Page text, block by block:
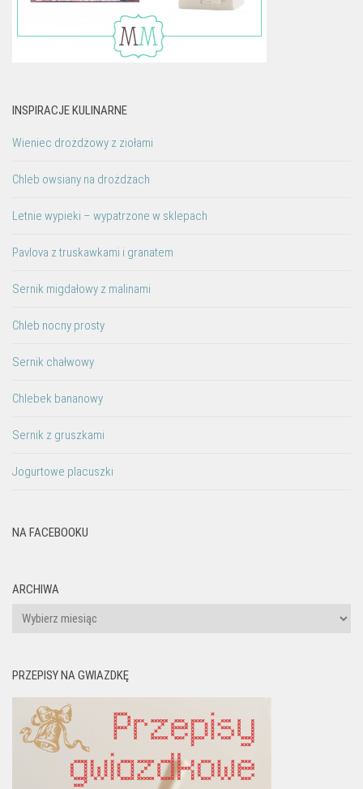
INSPIRACJE KULINARNE
Wieniec drożdżowy z ziołami
Chleb owsiany na drożdżach
Letnie wypieki – wypatrzone w sklepach
Pavlova z truskawkami i granatem
Sernik migdałowy z malinami
Chleb nocny prosty
Sernik chałwowy
Chlebek bananowy
Sernik z gruszkami
Jogurtowe placuszki
NA FACEBOOKU
ARCHIWA
Archiwa
PRZEPISY NA GWIAZDKĘ